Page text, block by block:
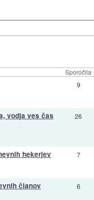
Sporočila
9
vodja ves čas 26
hekerjev 7
članov 6